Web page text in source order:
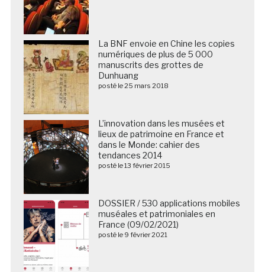
La BNF envoie en Chine les copies
numériques de plus de 5 000
manuscrits des grottes de
Dunhuang
posté le 25 mars 2018
L’innovation dans les musées et
lieux de patrimoine en France et
dans le Monde: cahier des
tendances 2014
posté le 13 février 2015
DOSSIER / 530 applications mobiles
muséales et patrimoniales en
France (09/02/2021)
posté le 9 février 2021